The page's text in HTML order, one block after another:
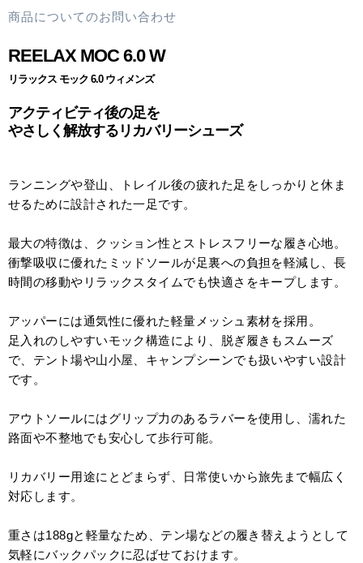
商品についてのお問い合わせ
REELAX MOC 6.0 W
リラックス モック 6.0 ウィメンズ
アクティビティ後の足を
やさしく解放するリカバリーシューズ
ランニングや登山、トレイル後の疲れた足をしっかりと休ま
せるために設計された一足です。
最大の特徴は、クッション性とストレスフリーな履き心地。
衝撃吸収に優れたミッドソールが足裏への負担を軽減し、長
時間の移動やリラックスタイムでも快適さをキープします。
アッパーには通気性に優れた軽量メッシュ素材を採用。
足入れのしやすいモック構造により、脱ぎ履きもスムーズ
で、テント場や山小屋、キャンプシーンでも扱いやすい設計
です。
アウトソールにはグリップ力のあるラバーを使用し、濡れた
路面や不整地でも安心して歩行可能。
リカバリー用途にとどまらず、日常使いから旅先まで幅広く
対応します。
重さは188gと軽量なため、テン場などの履き替えようとして
気軽にバックパックに忍ばせておけます。